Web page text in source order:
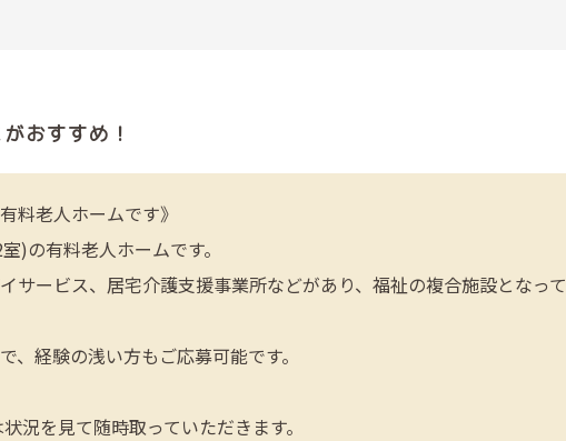
おすすめ！
料老人ホームです》
)の有料老人ホームです。
サービス、居宅介護支援事業所などがあり、福祉の複合施設となって
経験の浅い方もご応募可能です。
を見て随時取っていただきます。